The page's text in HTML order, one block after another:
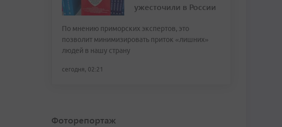
ужесточили в России
По мнению приморских экспертов, это
позволит минимизировать приток «лишних»
людей в нашу страну
сегодня, 02:21
Фоторепортаж